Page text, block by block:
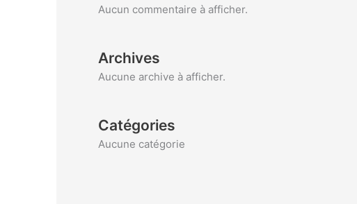
Aucun commentaire à afficher.
Archives
Aucune archive à afficher.
Catégories
Aucune catégorie